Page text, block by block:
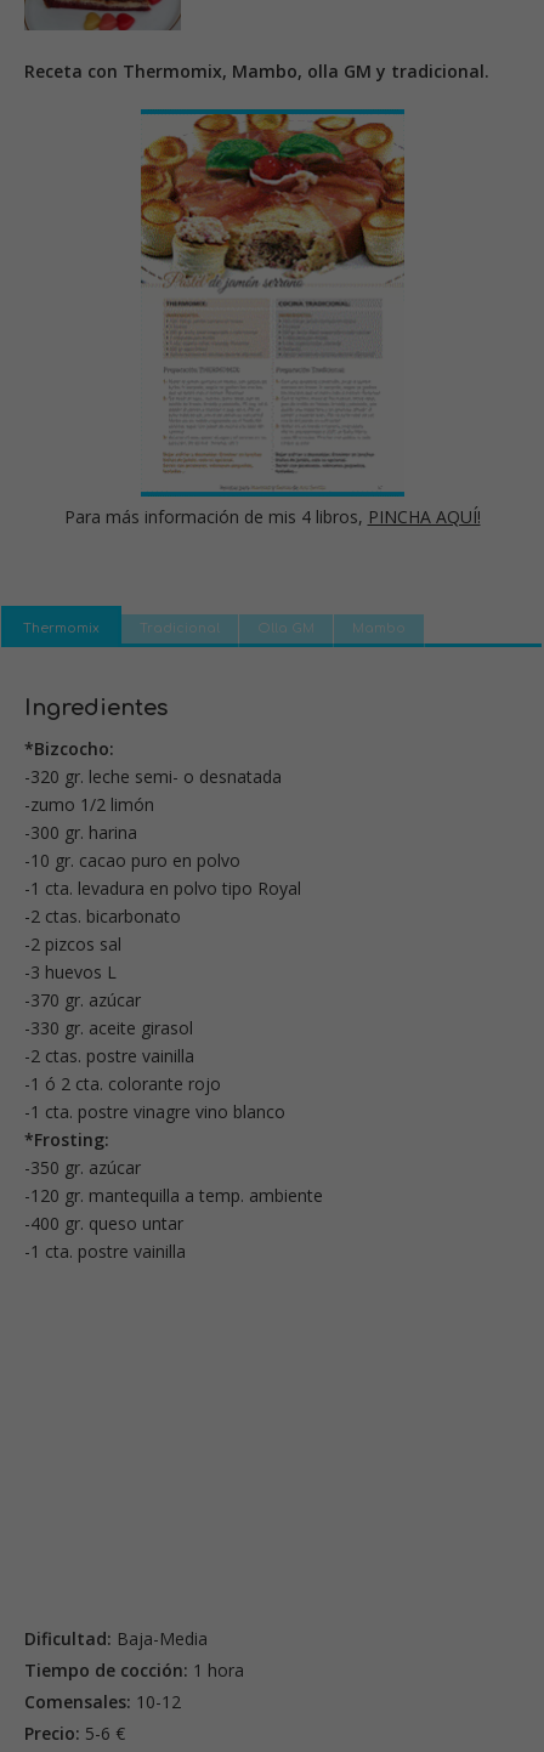
Receta con Thermomix, Mambo, olla GM y tradicional.
Para más información de mis 4 libros, PINCHA AQUÍ!
Thermomix Tradicional Olla GM Mambo
Ingredientes
*Bizcocho:
-320 gr. leche semi- o desnatada
-zumo 1/2 limón
-300 gr. harina
-10 gr. cacao puro en polvo
-1 cta. levadura en polvo tipo Royal
-2 ctas. bicarbonato
-2 pizcos sal
-3 huevos L
-370 gr. azúcar
-330 gr. aceite girasol
-2 ctas. postre vainilla
-1 ó 2 cta. colorante rojo
-1 cta. postre vinagre vino blanco
*Frosting:
-350 gr. azúcar
-120 gr. mantequilla a temp. ambiente
-400 gr. queso untar
-1 cta. postre vainilla
Dificultad: Baja-Media
Tiempo de cocción: 1 hora
Comensales: 10-12
Precio: 5-6 €